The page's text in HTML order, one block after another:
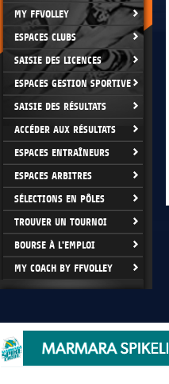
MY FFVOLLEY
ESPACES CLUBS
SAISIE DES LICENCES
ESPACES GESTION SPORTIVE
SAISIE DES RÉSULTATS
ACCÉDER AUX RÉSULTATS
ESPACES ENTRAÎNEURS
ESPACES ARBITRES
SÉLECTIONS EN PÔLES
TROUVER UN TOURNOI
BOURSE À L'EMPLOI
MY COACH BY FFVOLLEY